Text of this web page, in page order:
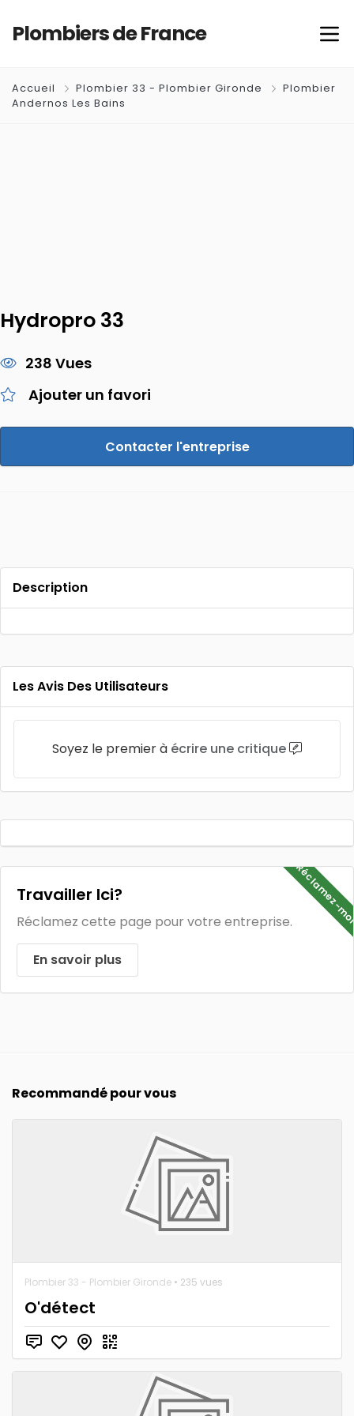
Plombiers de France
Accueil Plombier 33 - Plombier Gironde
Plombier
Andernos Les Bains
Hydropro 33
238 Vues
Ajouter un favori
Contacter l'entreprise
Description
Les Avis Des Utilisateurs
Soyez le premier à écrire une critique
Travailler Ici?
Réclamez cette page pour votre entreprise.
En savoir plus
Recommandé pour vous
Plombier 33 - Plombier Gironde • 235 vues
O'détect